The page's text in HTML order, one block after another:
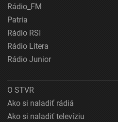
Rádio_FM
Patria
Rádio RSI
Rádio Litera
Rádio Junior
O STVR
Ako si naladiť rádiá
Ako si naladiť televíziu